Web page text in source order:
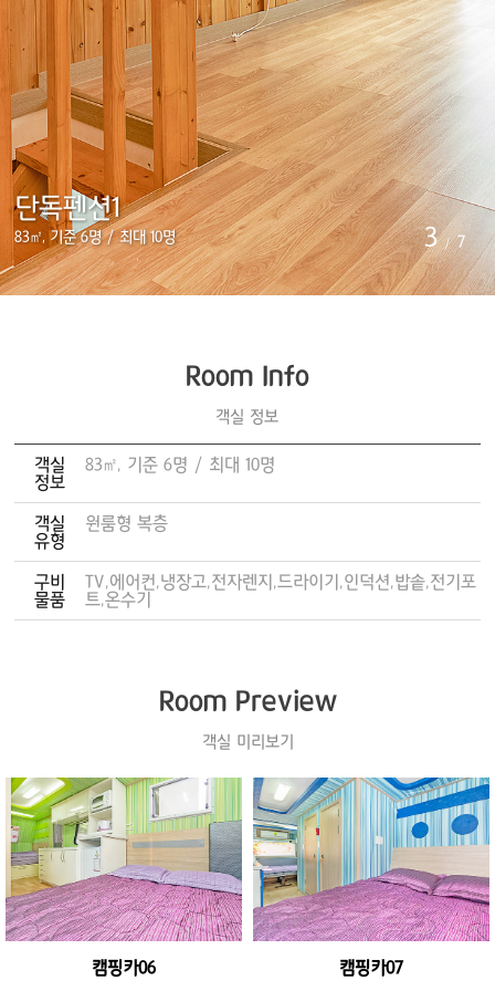
3 / 7
단독펜션1
83㎡, 기준 6명 / 최대 10명
Room Info
객실 정보
객실
정보
83㎡, 기준 6명 / 최대 10명
객실
유형
원룸형 복층
구비
물품
TV,에어컨,냉장고,전자렌지,드라이기,인덕션,밥솥,전기포
트,온수기
Room Preview
객실 미리보기
캠핑카06 캠핑카07